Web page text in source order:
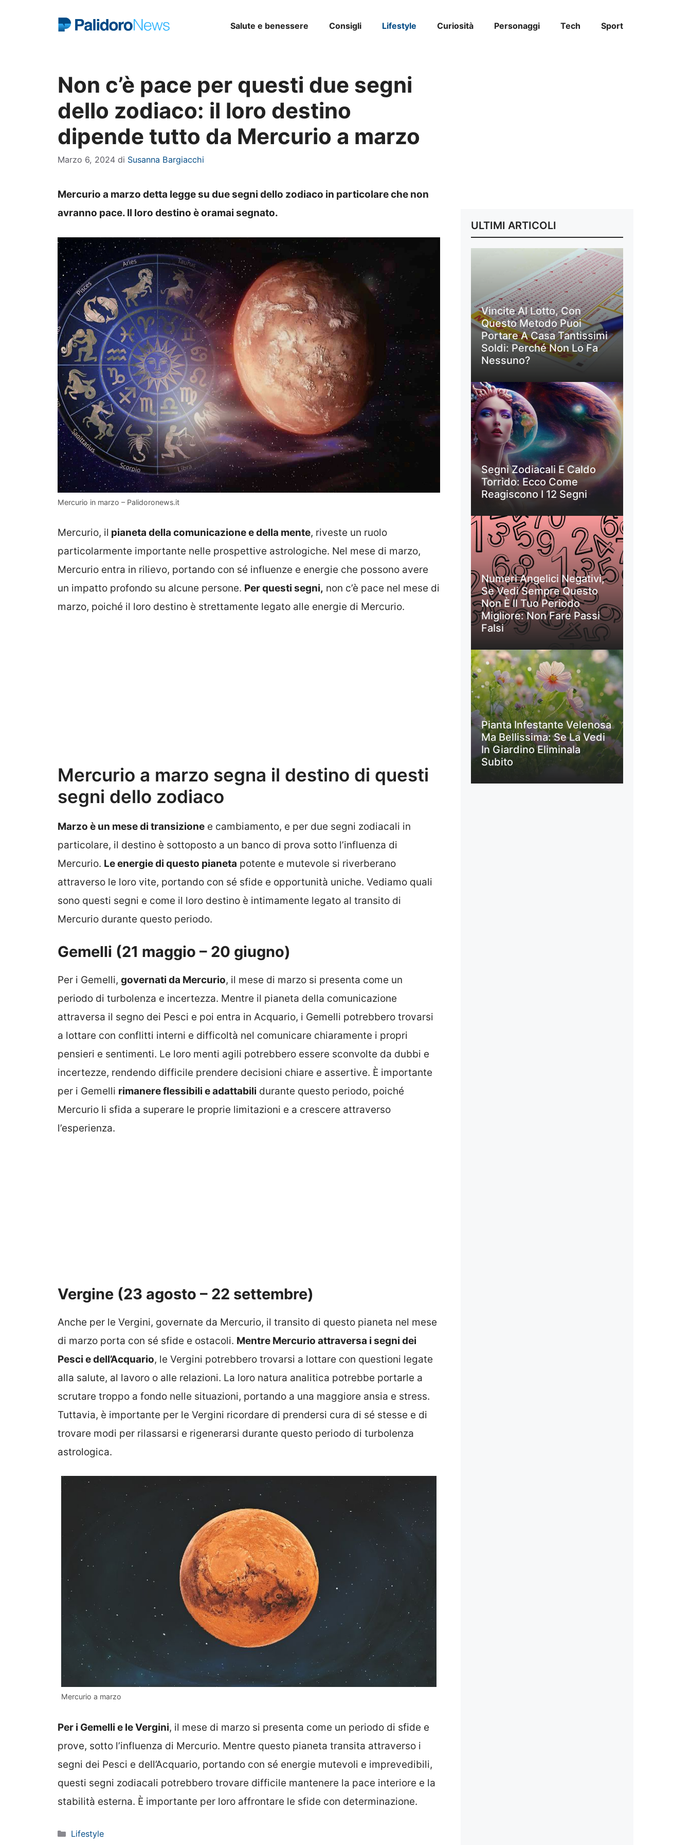
Salute e benessere Consigli Lifestyle Curiosità Personaggi Tech Sport
Non c’è pace per questi due segni
dello zodiaco: il loro destino
dipende tutto da Mercurio a marzo
Marzo 6, 2024 di Susanna Bargiacchi
Mercurio a marzo detta legge su due segni dello zodiaco in particolare che non
avranno pace. Il loro destino è oramai segnato.
Mercurio in marzo – Palidoronews.it
Mercurio, il pianeta della comunicazione e della mente, riveste un ruolo
particolarmente importante nelle prospettive astrologiche. Nel mese di marzo,
Mercurio entra in rilievo, portando con sé influenze e energie che possono avere
un impatto profondo su alcune persone. Per questi segni, non c’è pace nel mese di
marzo, poiché il loro destino è strettamente legato alle energie di Mercurio.
Mercurio a marzo segna il destino di questi
segni dello zodiaco
Marzo è un mese di transizione e cambiamento, e per due segni zodiacali in
particolare, il destino è sottoposto a un banco di prova sotto l’influenza di
Mercurio. Le energie di questo pianeta potente e mutevole si riverberano
attraverso le loro vite, portando con sé sfide e opportunità uniche. Vediamo quali
sono questi segni e come il loro destino è intimamente legato al transito di
Mercurio durante questo periodo.
Gemelli (21 maggio – 20 giugno)
Per i Gemelli, governati da Mercurio, il mese di marzo si presenta come un
periodo di turbolenza e incertezza. Mentre il pianeta della comunicazione
attraversa il segno dei Pesci e poi entra in Acquario, i Gemelli potrebbero trovarsi
a lottare con conflitti interni e difficoltà nel comunicare chiaramente i propri
pensieri e sentimenti. Le loro menti agili potrebbero essere sconvolte da dubbi e
incertezze, rendendo difficile prendere decisioni chiare e assertive. È importante
per i Gemelli rimanere flessibili e adattabili durante questo periodo, poiché
Mercurio li sfida a superare le proprie limitazioni e a crescere attraverso
l’esperienza.
Vergine (23 agosto – 22 settembre)
Anche per le Vergini, governate da Mercurio, il transito di questo pianeta nel mese
di marzo porta con sé sfide e ostacoli. Mentre Mercurio attraversa i segni dei
Pesci e dell’Acquario, le Vergini potrebbero trovarsi a lottare con questioni legate
alla salute, al lavoro o alle relazioni. La loro natura analitica potrebbe portarle a
scrutare troppo a fondo nelle situazioni, portando a una maggiore ansia e stress.
Tuttavia, è importante per le Vergini ricordare di prendersi cura di sé stesse e di
trovare modi per rilassarsi e rigenerarsi durante questo periodo di turbolenza
astrologica.
Mercurio a marzo
Per i Gemelli e le Vergini, il mese di marzo si presenta come un periodo di sfide e
prove, sotto l’influenza di Mercurio. Mentre questo pianeta transita attraverso i
segni dei Pesci e dell’Acquario, portando con sé energie mutevoli e imprevedibili,
questi segni zodiacali potrebbero trovare difficile mantenere la pace interiore e la
stabilità esterna. È importante per loro affrontare le sfide con determinazione.
Categorie
Lifestyle
ULTIMI ARTICOLI
Vincite Al Lotto, Con
Questo Metodo Puoi
Portare A Casa Tantissimi
Soldi: Perché Non Lo Fa
Nessuno?
Segni Zodiacali E Caldo
Torrido: Ecco Come
Reagiscono I 12 Segni
Numeri Angelici Negativi,
Se Vedi Sempre Questo
Non È Il Tuo Periodo
Migliore: Non Fare Passi
Falsi
Pianta Infestante Velenosa
Ma Bellissima: Se La Vedi
In Giardino Eliminala
Subito